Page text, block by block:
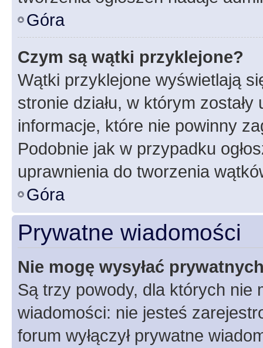
Góra
Czym są wątki przyklejone?
Wątki przyklejone wyświetlają
stronie działu, w którym
informacje, które nie powinny
Podobnie jak w przypadku
uprawnienia do tworzenia
Góra
Prywatne wiadomości
Nie mogę wysyłać
Są trzy powody, dla których nie
wiadomości: nie jesteś
forum wyłączył prywatne